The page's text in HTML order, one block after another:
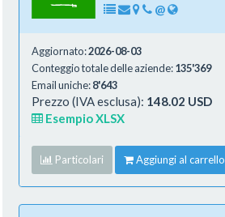
@
Aggiornato:2026-08-03
Conteggio totale delle aziende:135'369
Email uniche:8'643
Prezzo (IVA esclusa): 148.02 USD
Esempio XLSX
Particolari Aggiungi al carrello